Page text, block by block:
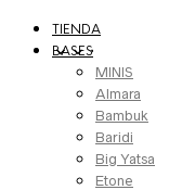
TIENDA
BASES
MINIS
Almara
Bambuk
Baridi
Big Yatsa
Etone